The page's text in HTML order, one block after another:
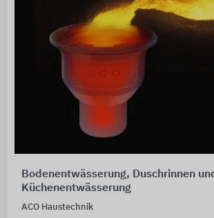
Bodenentwässerung, Duschrinnen
Küchenentwässerung
ACO Haustechnik